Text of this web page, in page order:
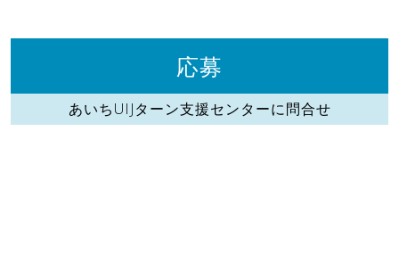
応募
あいちUIJターン支援センターに問合せ